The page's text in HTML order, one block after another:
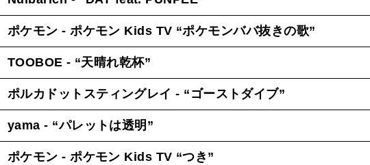
ポケモン - ポケモン Kids TV “ポケモンババ抜きの歌”
TOOBOE - “天晴れ乾杯”
ポルカドットスティングレイ - “ゴーストダイブ”
yama - “パレットは透明”
ポケモン - ポケモン Kids TV “つき”